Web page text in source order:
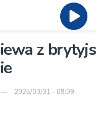
z
2025/03/31 - 09:09